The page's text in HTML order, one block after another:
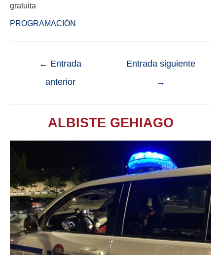
gratuita
PROGRAMACIÓN
← Entrada
anterior
Entrada siguiente
→
ALBISTE GEHIAGO